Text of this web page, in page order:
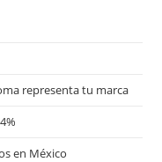
representa tu marca
en México